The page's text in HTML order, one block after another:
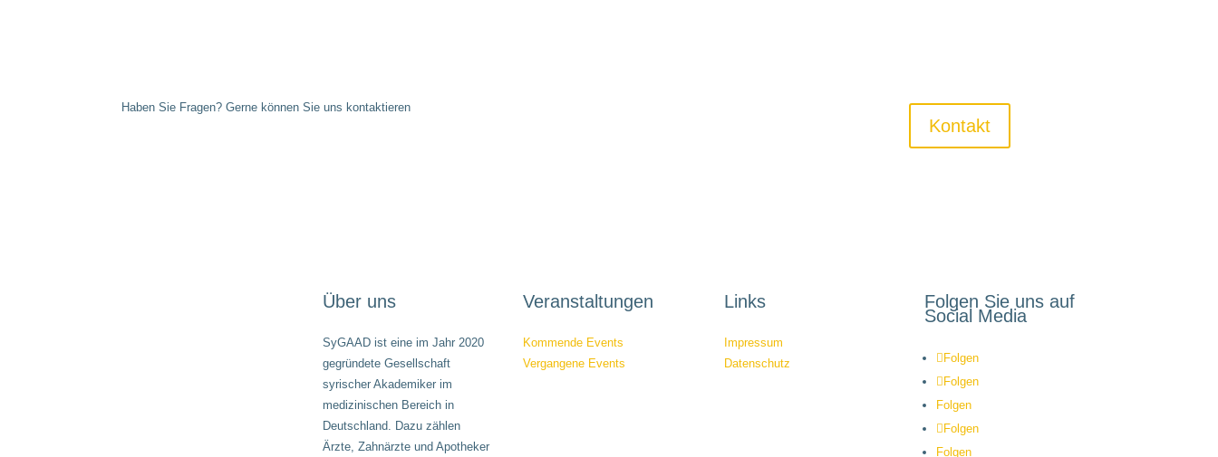
Haben Sie Fragen? Gerne können Sie uns kontaktieren
Kontakt
Über uns
SyGAAD ist eine im Jahr 2020
gegründete Gesellschaft
syrischer Akademiker im
medizinischen Bereich in
Deutschland. Dazu zählen
Ärzte, Zahnärzte und Apotheker
Veranstaltungen
Kommende Events
Vergangene Events
Links
Impressum
Datenschutz
Folgen Sie uns auf
Social Media
Folgen
Folgen
Folgen
Folgen
Folgen